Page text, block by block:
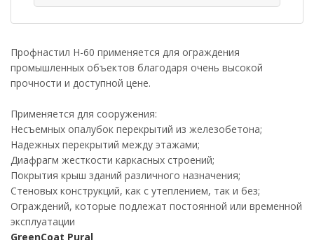
Профнастил Н-60 применяется для ограждения
промышленных объектов благодаря очень высокой
прочности и доступной цене.
Применяется для сооружения:
Несъемных опалубок перекрытий из железобетона;
Надежных перекрытий между этажами;
Диафрагм жесткости каркасных строений;
Покрытия крыш зданий различного назначения;
Стеновых конструкций, как с утеплением, так и без;
Ограждений, которые подлежат постоянной или временной
эксплуатации
GreenCoat Pural